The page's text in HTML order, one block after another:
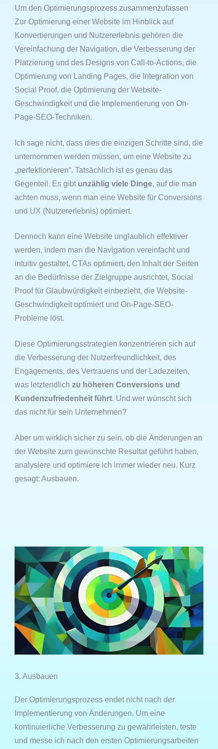
Um den Optimierungsprozess zusammenzufassen
Zur Optimierung einer Website im Hinblick auf
Konvertierungen und Nutzererlebnis gehören die
Vereinfachung der Navigation, die Verbesserung der
Platzierung und des Designs von Call-to-Actions, die
Optimierung von Landing Pages, die Integration von
Social Proof, die Optimierung der Website-
Geschwindigkeit und die Implementierung von On-
Page-SEO-Techniken.
Ich sage nicht, dass dies die einzigen Schritte sind, die
unternommen werden müssen, um eine Website zu
„perfektionieren“. Tatsächlich ist es genau das
Gegenteil. Es gibt unzählig viele Dinge, auf die man
achten muss, wenn man eine Website für Conversions
und UX (Nutzererlebnis) optimiert.
Dennoch kann eine Website unglaublich effektiver
werden, indem man die Navigation vereinfacht und
intuitiv gestaltet, CTAs optimiert, den Inhalt der Seiten
an die Bedürfnisse der Zielgruppe ausrichtet, Social
Proof für Glaubwürdigkeit einbezieht, die Website-
Geschwindigkeit optimiert und On-Page-SEO-
Probleme löst.
Diese Optimierungsstrategien konzentrieren sich auf
die Verbesserung der Nutzerfreundlichkeit, des
Engagements, des Vertrauens und der Ladezeiten,
was letztendlich zu höheren Conversions und
Kundenzufriedenheit führt. Und wer wünscht sich
das nicht für sein Unternehmen?
Aber um wirklich sicher zu sein, ob die Änderungen an
der Website zum gewünschte Resultat geführt haben,
analysiere und optimiere ich immer wieder neu. Kurz
gesagt: Ausbauen.
3. Ausbauen
Der Optimierungsprozess endet nicht nach der
Implementierung von Änderungen. Um eine
kontinuierliche Verbesserung zu gewährleisten, teste
und messe ich nach den ersten Optimierungsarbeiten